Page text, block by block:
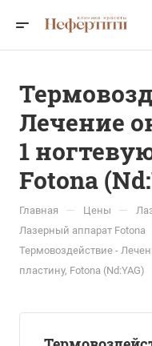
Лечение
1
Fotona
Главная — Цены —
Лазерный аппарат Fotona
Термовоздействие -
пластину, Fotona (Nd:YAG)